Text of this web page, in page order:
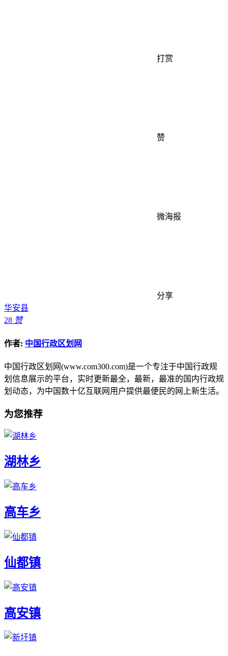
打赏
赞
微海报
分享
华安县
28 赞
作者: 中国行政区划网
中国行政区划网(www.com300.com)是一个专注于中国行政规
划信息展示的平台，实时更新最全，最新，最准的国内行政规
划动态，为中国数十亿互联网用户提供最便民的网上新生活。
为您推荐
湖林乡
高车乡
仙都镇
高安镇